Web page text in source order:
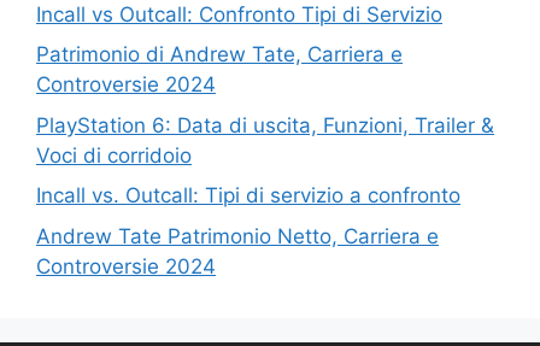
Incall vs Outcall: Confronto Tipi di Servizio
Patrimonio di Andrew Tate, Carriera e
Controversie 2024
PlayStation 6: Data di uscita, Funzioni, Trailer &
Voci di corridoio
Incall vs. Outcall: Tipi di servizio a confronto
Andrew Tate Patrimonio Netto, Carriera e
Controversie 2024